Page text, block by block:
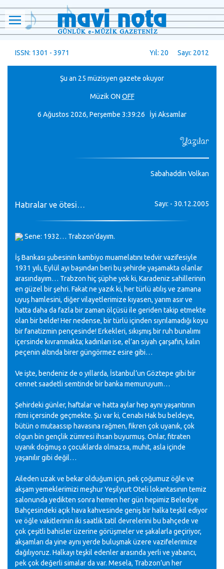
ISSN: 1301 - 3971 Yıl: 20 Sayı: 2012
Şu an 25 müzisyen gazete okuyor
MüzikON OFF
6 Ağustos 2026, Perşembe 3:39:26 İyi Aksamlar
Yazılar
Sabahaddin Volkan
Hatıralar ve ötesi… Sayı: - 30.12.2005
Sene: 1932… Trabzon’dayım.
İş Bankası şubesinin kambiyo muamelatını tedvir vazifesiyle
1931 yılı, Eylül ayı başından beri bu şehirde yaşamakta olanlar
arasındayım… Trabzon hiç şüphe yok ki, Karadeniz sahillerinin
en güzel bir şehri. Fakat ne yazık ki, her türlü atılış ve zamana
uyuş hamlesini, diğer vilayetlerimize kıyasen, yarım asır ve
hatta daha da fazla bir zaman ölçüsü ile geriden takip etmekte
olan bir belde! Her nedense, bir türlü içinden sıyrılamadığı koyu
bir fanatizmin pençesinde! Erkekleri, sıkışmış bir ruh bunalımı
içersinde kıvranmakta; kadınları ise, el’an siyah çarşafın, kalın
peçenin altında birer güngörmez esire gibi…
Ve işte, bendeniz de o yıllarda, İstanbul’un Göztepe gibi bir
cennet saadetli semtinde bir banka memuruyum…
Şehirdeki günler, haftalar ve hatta aylar hep aynı yaşantının
ritmi içersinde geçmekte. Şu var ki, Cenabı Hak bu beldeye,
bütün o mutaassıp havasına rağmen, fikren çok uyanık, çok
olgun bin gençlik zümresi ihsan buyurmuş. Onlar, fıtraten
uyanık doğmuş o çocuklarda olmazsa, muhit, asla içinde
yaşanılır gibi değil…
Aileden uzak ve bekar olduğum için, pek çoğumuz öğle ve
akşam yemeklerimizi meşhur Yeşilyurt Oteli lokantasının temiz
salonunda yedikten sonra hemen her gün hepimiz Belediye
Bahçesindeki açık hava kahvesinde geniş bir halka teşkil ediyor
ve öğle vakitlerinin iki saatlik tatil devrelerini bu bahçede ve
çok çeşitli bahisler üzerine görüşmeler ve şakalarla geçiriyor,
akşamları da yine aynı yerde buluşmak üzere vazifelerimize
dağılıyoruz. Halkayı teşkil edenler arasında yerli ve yabancı,
pek çok değerli simalar da var. Mesela, Trabzon’un her